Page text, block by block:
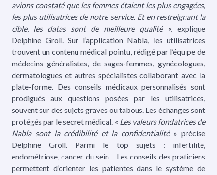
avions constaté que les femmes étaient les plus engagées,
les plus utilisatrices de notre service. Et en restreignant la
cible, les datas sont de meilleure qualité », explique
Delphine Groll. Sur l’application Nabla, les utilisatrices
trouvent un contenu médical pointu, rédigé par l’équipe de
médecins généralistes, de sages-femmes, gynécologues,
dermatologues et autres spécialistes collaborant avec la
plate-forme. Des conseils médicaux personnalisés sont
prodigués aux questions posées par les utilisatrices,
souvent sur des sujets graves ou tabous. Les échanges sont
protégés par le secret médical. « Les valeurs fondatrices de
Nabla sont la crédibilité et la confidentialité» précise
Delphine Groll. Parmi le top sujets : infertilité,
endométriose, cancer du sein… Les conseils des praticiens
permettent d’orienter les patientes dans le système de